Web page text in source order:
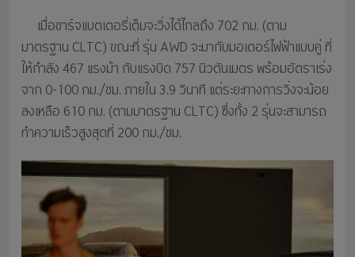
เมื่อชาร์จแบตเตอรี่เต็มจะวิ่งได้ไกลถึง 702 กม. (ตาม
มาตรฐาน CLTC) ขณะที่ รุ่น AWD จะมากับมอเตอร์ไฟฟ้าแบบคู่ ที่
ให้กำลัง 467 แรงม้า กับแรงบิด 757 นิวตันเมตร พร้อมอัตราเร่ง
จาก 0-100 กม./ชม. ภายใน 3.9 วินาที แต่ระยะทางการวิ่งจะน้อย
ลงเหลือ 610 กม. (ตามมาตรฐาน CLTC) ซึ่งทั้ง 2 รุ่นจะสามารถ
ทำความเร็วสูงสุดที่ 200 กม./ชม.